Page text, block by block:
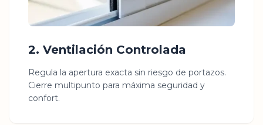
2. Ventilación Controlada
Regula la apertura exacta sin riesgo de portazos.
Cierre multipunto para máxima seguridad y
confort.